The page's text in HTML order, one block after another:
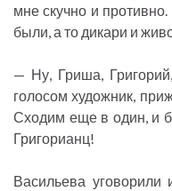
мне скучно и
были, а то дикари и
— Ну, Гриша,
голосом художник,
Сходим еще в один, и
Григорианц!
Васильева